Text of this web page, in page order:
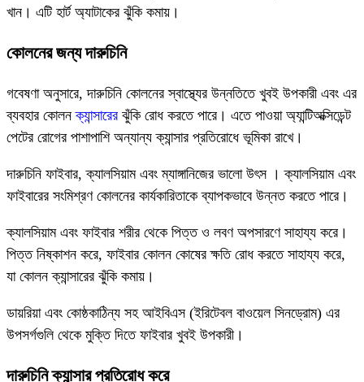
খান। এটি হার্ট অ্যাটাকের ঝুঁকি কমায়।
কোলনের জন্য দারুচিনি
গবেষণা অনুসারে, দারুচিনি কোলনের স্বাস্থ্যের উন্নতিতে খুবই উপকারী এবং এর
ব্যবহার কোলনক্যান্সারেরঝুঁকি রোধ করতে পারে। এতে পাওয়া অ্যান্টিঅক্সিডেন্ট
পেটের রোগের পাশাপাশি অন্যান্য ক্যান্সার প্রতিরোধে ভূমিকা রাখে।
দারুচিনি ফাইবার, ক্যালসিয়াম এবং ম্যাঙ্গানিজের ভালো উৎস । ক্যালসিয়াম এবং
ফাইবারের সংমিশ্রণ কোলনের কার্যকারিতাকে ব্যাপকভাবে উন্নত করতে পারে।
ক্যালসিয়াম এবং ফাইবার শরীর থেকে পিত্ত ও লবণ অপসারণে সাহায্য করে।
পিত্ত নিষ্কাশন করে, ফাইবার কোলন কোষের ক্ষতি রোধ করতে সাহায্য করে,
যা কোলন ক্যান্সারের ঝুঁকি কমায়।
ডায়রিয়া এবং কোষ্ঠকাঠিন্য সহ আইবিএস (ইরিটেবল বাওয়েল সিনড্রোম) এর
উপসর্গগুলি থেকে মুক্তি দিতে ফাইবার খুবই উপকারী।
দারুচিনি ক্যান্সার প্রতিরোধ করে